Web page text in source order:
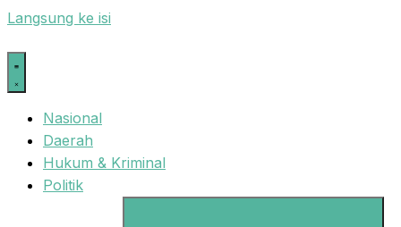
Langsung ke isi
Nasional
Daerah
Hukum & Kriminal
Politik